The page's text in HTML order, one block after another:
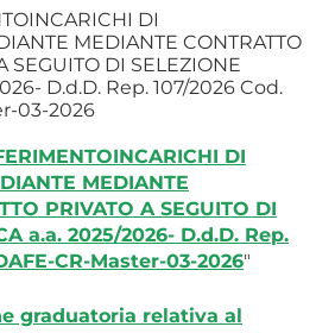
DI
MEDIANTE CONTRATTO
SEGUITO DI SELEZIONE
D.d.D. Rep. 107/2026 Cod.
03-2026
DI
MEDIANTE
PRIVATO A SEGUITO DI
a.a. 2025/2026- D.d.D. Rep.
CR-Master-03-2026"
graduatoria relativa al